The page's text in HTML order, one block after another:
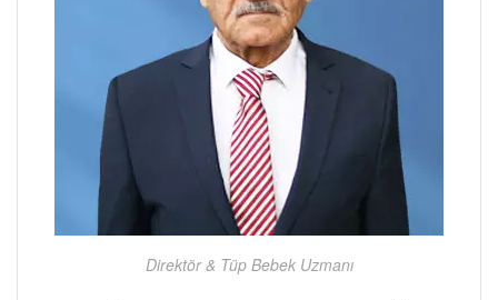
Direktör & Tüp Bebek Uzmanı